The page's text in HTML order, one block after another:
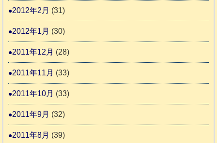
2012年2月 (31)
2012年1月 (30)
2011年12月 (28)
2011年11月 (33)
2011年10月 (33)
2011年9月 (32)
2011年8月 (39)